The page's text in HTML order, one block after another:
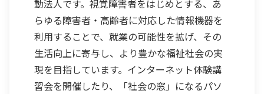
動法人です。視覚障害者をはじめとする、あ
らゆる障害者・高齢者に対応した情報機器を
利用することで、就業の可能性を拡げ、その
生活向上に寄与し、より豊かな福祉社会の実
現を目指しています。インターネット体験講
習会を開催したり、「社会の窓」になるパソ